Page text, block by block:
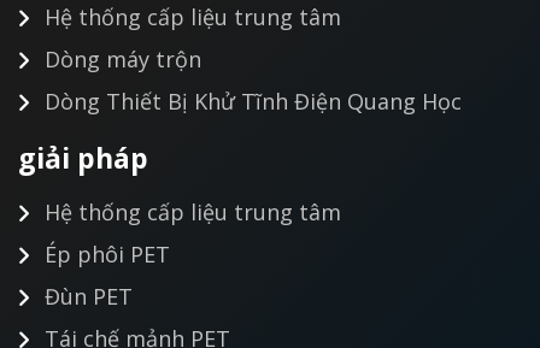
Hệ thống cấp liệu trung tâm
Dòng máy trộn
Dòng Thiết Bị Khử Tĩnh Điện Quang Học
giải pháp
Hệ thống cấp liệu trung tâm
Ép phôi PET
Đùn PET
Tái chế mảnh PET